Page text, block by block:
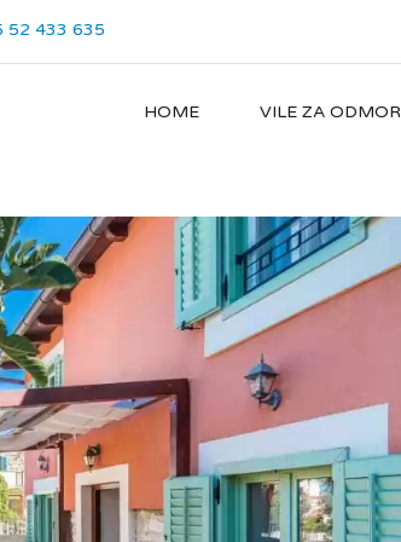
52 433 635
HOME VILE ZA ODMOR